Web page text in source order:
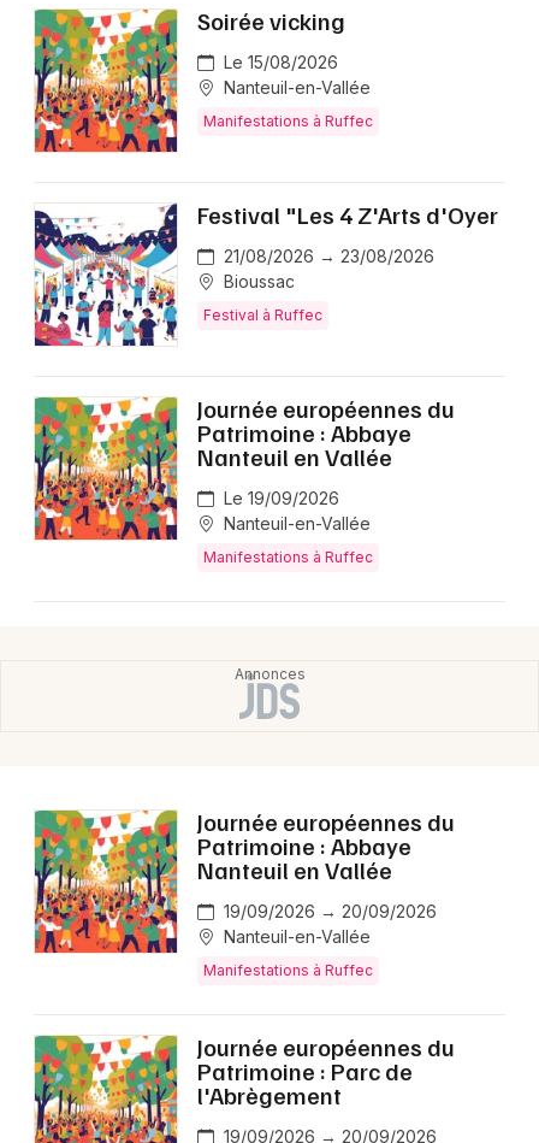
Manifestations en Nouvelle-Aquitaine
Newsletter des sorties
Artistes en tournée
Actus à Ruffec
Magazine à Ruffec
Soirée vicking
Le 15/08/2026
Nanteuil-en-Vallée
Manifestations à Ruffec
Festival "Les 4 Z'Arts d'Oyer
21/08/2026 → 23/08/2026
Bioussac
Festival à Ruffec
Journée européennes du
Patrimoine : Abbaye
Nanteuil en Vallée
Le 19/09/2026
Nanteuil-en-Vallée
Manifestations à Ruffec
Journée européennes du
Patrimoine : Abbaye
Nanteuil en Vallée
19/09/2026 → 20/09/2026
Nanteuil-en-Vallée
Manifestations à Ruffec
Journée européennes du
Patrimoine : Parc de
l'Abrègement
19/09/2026 → 20/09/2026